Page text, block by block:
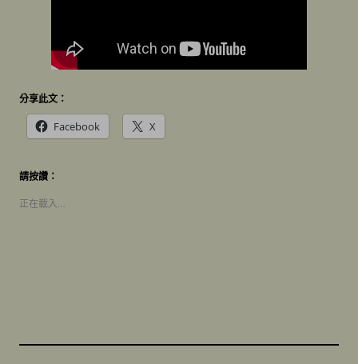
分享此文：
Facebook X
請按讚：
正在載入…